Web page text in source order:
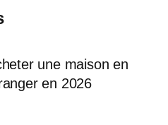
une maison en
en 2026